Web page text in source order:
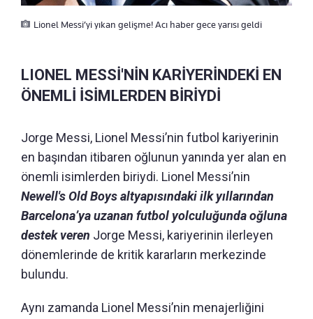
Lionel Messi’yi yıkan gelişme! Acı haber gece yarısı geldi
LIONEL MESSİ'NİN KARİYERİNDEKİ EN
ÖNEMLİ İSİMLERDEN BİRİYDİ
Jorge Messi, Lionel Messi’nin futbol kariyerinin
en başından itibaren oğlunun yanında yer alan en
önemli isimlerden biriydi. Lionel Messi’nin
Newell's Old Boys altyapısındaki ilk yıllarından
Barcelona’ya uzanan futbol yolculuğunda oğluna
destek veren Jorge Messi, kariyerinin ilerleyen
dönemlerinde de kritik kararların merkezinde
bulundu.
Aynı zamanda Lionel Messi’nin menajerliğini